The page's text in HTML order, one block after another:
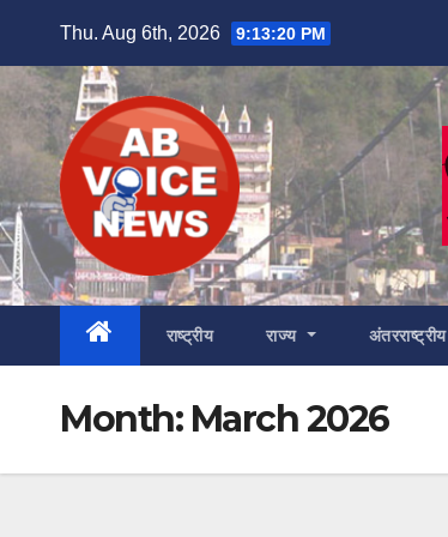
content
Thu. Aug 6th, 2026 9:13:21 PM
राष्ट्रीय राज्य अंतरराष्ट्रीय
Month: March 2026